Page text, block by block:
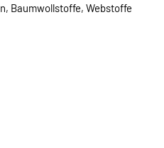
Baumwollstoffe, Webstoffe